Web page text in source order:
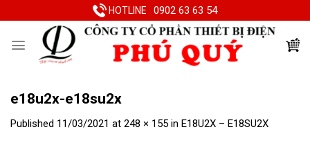
to
HOTLINE 0902 63 63 54
e18u2x-e18su2x
Published 11/03/2021 at 248 × 155 in E18U2X – E18SU2X